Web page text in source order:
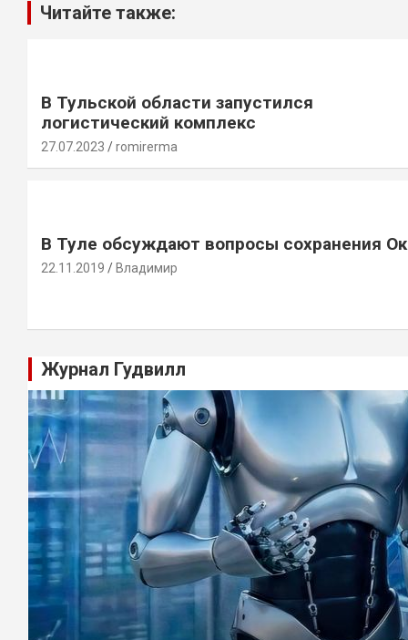
Читайте также:
В Тульской области запустился
логистический комплекс
27.07.2023 romirerma
В Туле обсуждают вопросы сохранения
22.11.2019 Владимир
Журнал Гудвилл